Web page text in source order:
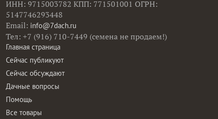
ИНН: 9715003782 КПП: 771501001 ОГРН:
5147746293448
Email: info@7dach.ru
Тел: +7 (916) 710-7449 (семена не продаем!)
Главная страница
Сейчас публикуют
Сейчас обсуждают
Дачные вопросы
Помощь
Все товары